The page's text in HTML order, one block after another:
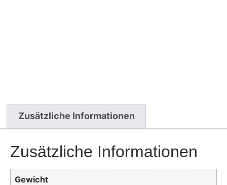
Zusätzliche Informationen
Zusätzliche Informationen
Gewicht